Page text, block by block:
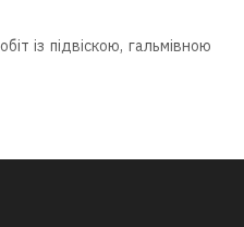
із підвіскою, гальмівною